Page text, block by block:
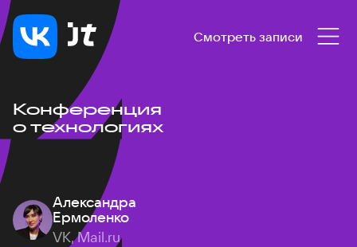
Смотреть записи
Конференция
о технологиях
Александра
Ермоленко
VK, Mail.ru